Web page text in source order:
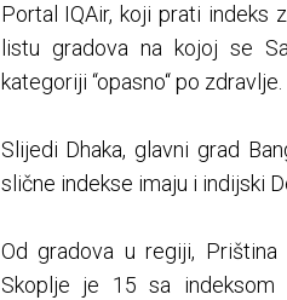
Portal IQAir, koji prati indeks
listu gradova na kojoj se
kategoriji “opasno“ po zdravlje.
Slijedi Dhaka, glavni grad
slične indekse imaju i indijski
Od gradova u regiji,
Skoplje je 15 sa